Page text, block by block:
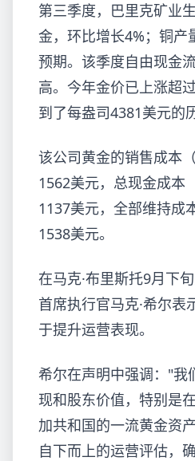
第三季度，巴里克矿业
金，环比增长4%；铜产
预期。该季度自由现金
高。今年金价已上涨超
到了每盎司4381美元的
该公司黄金的销售成本
1562美元，总现金成本
1137美元，全部维持成
1538美元。
在马克·布里斯托9月下
首席执行官马克·希尔表
于提升运营表现。
希尔在声明中强调："我
现和股东价值，特别是
加共和国的一流黄金资
自下而上的运营评估，